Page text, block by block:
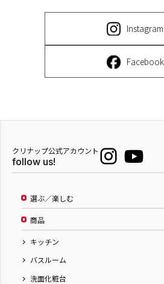
Instagram
Facebook
クリナップ公式アカウント
follow us!
選ぶ／楽しむ
商品
キッチン
バスルーム
洗面化粧台